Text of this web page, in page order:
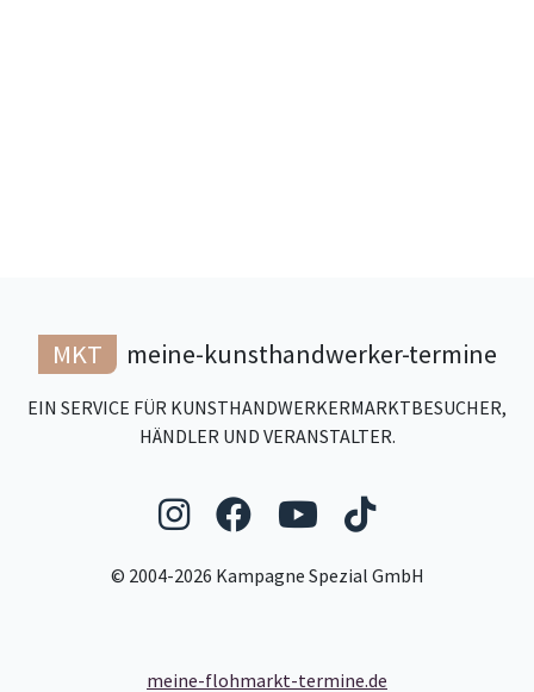
MKT meine-kunsthandwerker-termine
EIN SERVICE FÜR KUNSTHANDWERKERMARKTBESUCHER,
HÄNDLER UND VERANSTALTER.
Folgen Sie uns auf
Folgen Sie uns auf
Folgen Sie
Folgen
© 2004-2026 Kampagne Spezial GmbH
meine-flohmarkt-termine.de